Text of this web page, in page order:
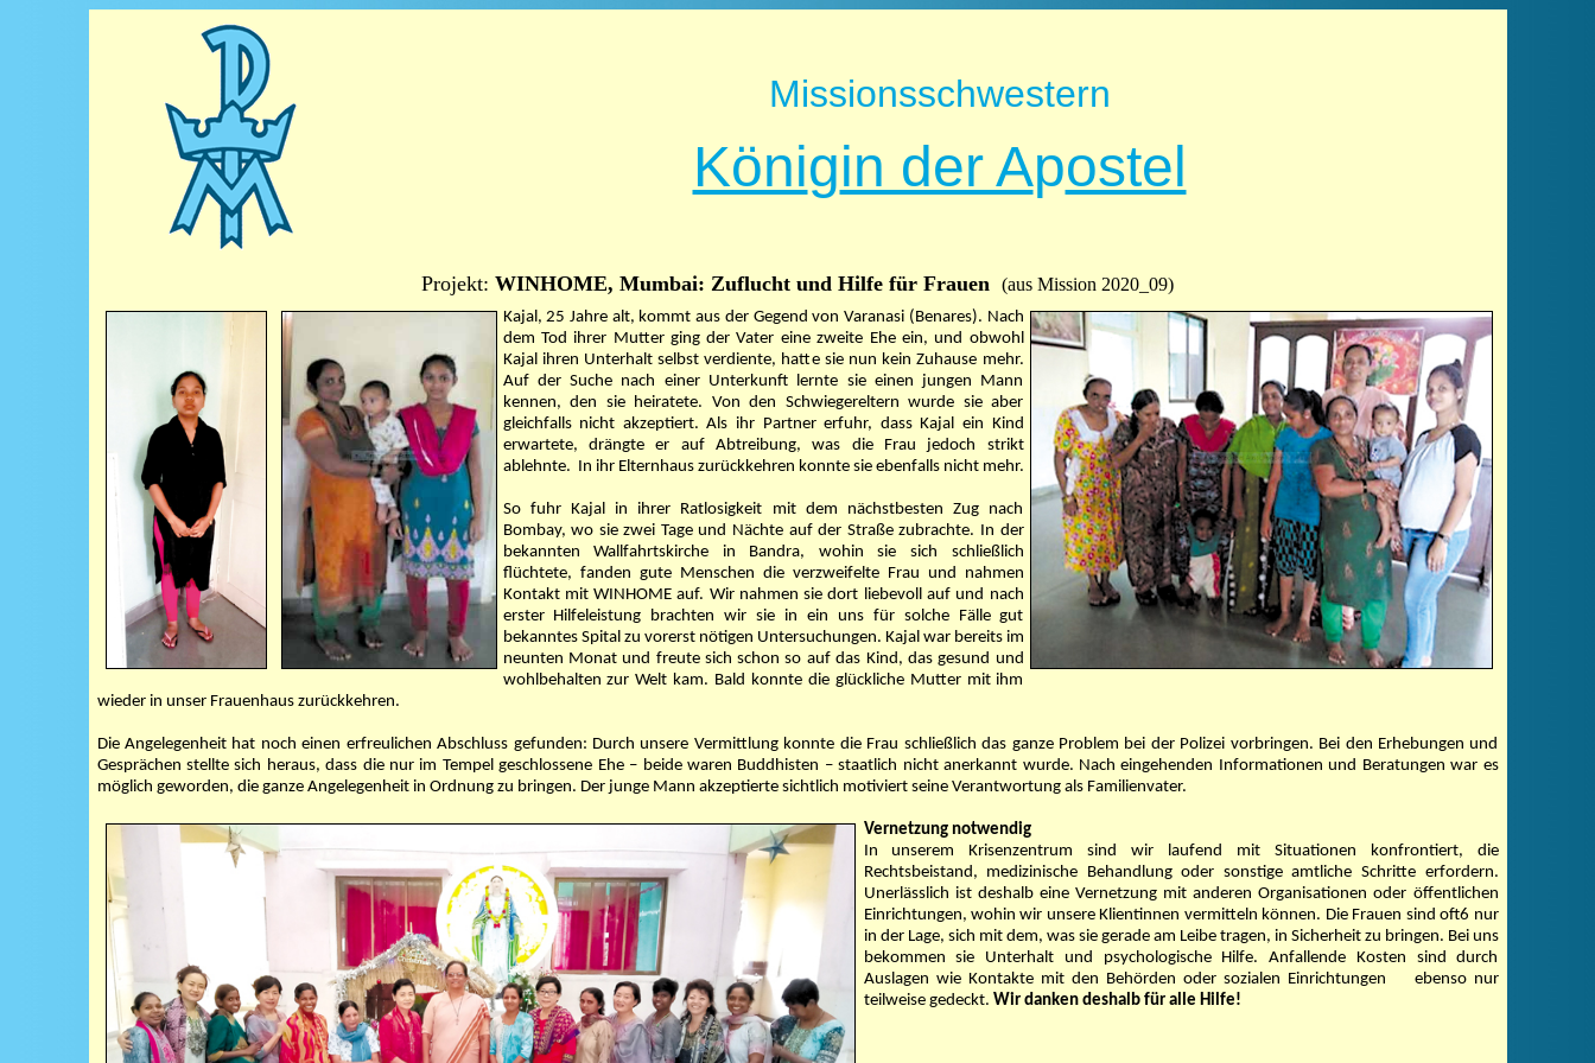
Missionsschwestern
Königin der Apostel
Projekt: WINHOME, Mumbai: Zuflucht und Hilfe für Frauen (aus Mission 2020_09)
Kajal, 25 Jahre alt, kommt aus der Gegend von Varanasi (Benares). Nach
dem Tod ihrer Mutter ging der Vater eine zweite Ehe ein, und obwohl
Kajal ihren Unterhalt selbst verdiente, hatte sie nun kein Zuhause mehr.
Auf der Suche nach einer Unterkunft lernte sie einen jungen Mann
kennen, den sie heiratete. Von den Schwiegereltern wurde sie aber
gleichfalls nicht akzeptiert. Als ihr Partner erfuhr, dass Kajal ein Kind
erwartete, drängte er auf Abtreibung, was die Frau jedoch strikt
ablehnte. In ihr Elternhaus zurückkehren konnte sie ebenfalls nicht mehr.
So fuhr Kajal in ihrer Ratlosigkeit mit dem nächstbesten Zug nach
Bombay, wo sie zwei Tage und Nächte auf der Straße zubrachte. In der
bekannten Wallfahrtskirche in Bandra, wohin sie sich schließlich
flüchtete, fanden gute Menschen die verzweifelte Frau und nahmen
Kontakt mit WINHOME auf. Wir nahmen sie dort liebevoll auf und nach
erster Hilfeleistung brachten wir sie in ein uns für solche Fälle gut
bekanntes Spital zu vorerst nötigen Untersuchungen. Kajal war bereits im
neunten Monat und freute sich schon so auf das Kind, das gesund und
wohlbehalten zur Welt kam. Bald konnte die glückliche Mutter mit ihm
wieder in unser Frauenhaus zurückkehren.
Die Angelegenheit hat noch einen erfreulichen Abschluss gefunden: Durch unsere Vermittlung konnte die Frau schließlich das ganze Problem bei der Polizei vorbringen. Bei den Erhebungen und
Gesprächen stellte sich heraus, dass die nur im Tempel geschlossene Ehe – beide waren Buddhisten – staatlich nicht anerkannt wurde. Nach eingehenden Informationen und Beratungen war es
möglich geworden, die ganze Angelegenheit in Ordnung zu bringen. Der junge Mann akzeptierte sichtlich motiviert seine Verantwortung als Familienvater.
Vernetzung notwendig
In unserem Krisenzentrum sind wir laufend mit Situationen konfrontiert, die
Rechtsbeistand, medizinische Behandlung oder sonstige amtliche Schritte erfordern.
Unerlässlich ist deshalb eine Vernetzung mit anderen Organisationen oder öffentlichen
Einrichtungen, wohin wir unsere Klientinnen vermitteln können. Die Frauen sind oft6 nur
in der Lage, sich mit dem, was sie gerade am Leibe tragen, in Sicherheit zu bringen. Bei uns
bekommen sie Unterhalt und psychologische Hilfe. Anfallende Kosten sind durch
Auslagen wie Kontakte mit den Behörden oder sozialen Einrichtungen
ebenso nur
teilweise gedeckt. Wir danken deshalb für alle Hilfe!